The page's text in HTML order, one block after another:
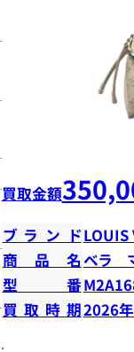
買取金額
ブランドLOUIS
商品名ベラ
型番
買取時期2026